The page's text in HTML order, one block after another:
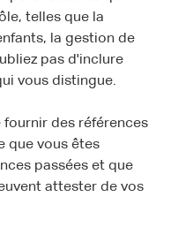
telles que la
la gestion de
pas d'inclure
vous distingue.
fournir des références
que vous êtes
passées et que
attester de vos